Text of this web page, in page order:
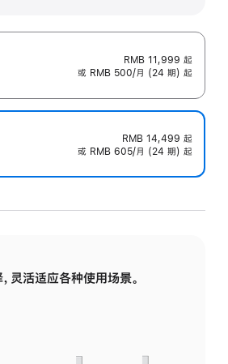
RMB 11,999 起
或 RMB 500/月 (24 期) 起
RMB 14,499 起
或 RMB 605/月 (24 期) 起
灵活适应各种使用场景。